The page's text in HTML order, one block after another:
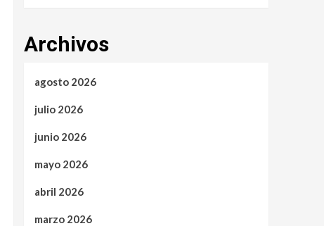
Archivos
agosto 2026
julio 2026
junio 2026
mayo 2026
abril 2026
marzo 2026